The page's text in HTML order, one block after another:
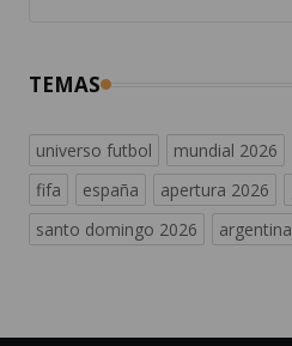
TEMAS
universo futbol mundial 2026
fifa
españa apertura 2026
santo domingo 2026
argentina